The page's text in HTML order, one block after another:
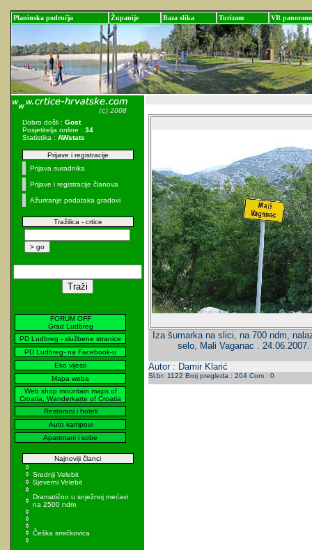
Planinska područja Županije Baza slika Turizam VR panorame
Dobro došli : Gost
Posjetitelja online : 34
Statistika : AWstats
Prijave i registracije
Prijava suradnika
Prijave i registracije članova
Ažuriranje podataka gradovi
Tražilica - crtice
FORUM OFF
Grad Ludbreg
PD Ludbreg - službene stranice
PD Ludbreg- na Facebook-u
Eko vijesti
Mapa weba
Web shop mountain maps of
Croatia, Wanderkarte of Croatia
Restorani i hoteli
Auto kampovi
Apartmani i sobe
Najnoviji članci
Srednji Velebit
Sjeverni Velebit
Dramatično u snježnoj mećavi
na 2500 ndm
Češka smrčkovica
Iza šumarka na slici, na 700 ndm,
selo, Mali Vaganac .
Autor : Damir Klarić
Sl.br: 1122 Broj pregleda : 204 Com : 0